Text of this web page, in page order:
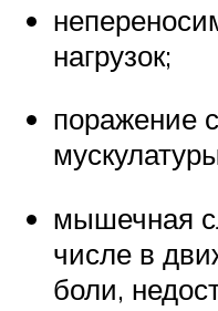
нагрузок;
поражение
мышечная
числе в
боли,